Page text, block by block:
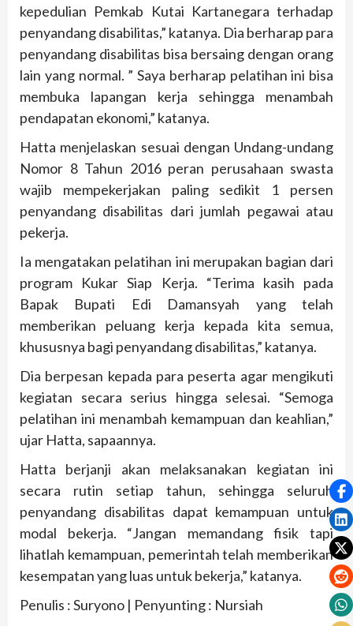
kepedulian Pemkab Kutai Kartanegara terhadap
penyandang disabilitas,” katanya. Dia berharap para
penyandang disabilitas bisa bersaing dengan orang
lain yang normal. ” Saya berharap pelatihan ini bisa
membuka lapangan kerja sehingga menambah
pendapatan ekonomi,” katanya.
Hatta menjelaskan sesuai dengan Undang-undang
Nomor 8 Tahun 2016 peran perusahaan swasta
wajib mempekerjakan paling sedikit 1 persen
penyandang disabilitas dari jumlah pegawai atau
pekerja.
Ia mengatakan pelatihan ini merupakan bagian dari
program Kukar Siap Kerja. “Terima kasih pada
Bapak Bupati Edi Damansyah yang telah
memberikan peluang kerja kepada kita semua,
khususnya bagi penyandang disabilitas,” katanya.
Dia berpesan kepada para peserta agar mengikuti
kegiatan secara serius hingga selesai. “Semoga
pelatihan ini menambah kemampuan dan keahlian,”
ujar Hatta, sapaannya.
Hatta berjanji akan melaksanakan kegiatan ini
secara rutin setiap tahun, sehingga seluruh
penyandang disabilitas dapat kemampuan untuk
modal bekerja. “Jangan memandang fisik tapi
lihatlah kemampuan, pemerintah telah memberikan
kesempatan yang luas untuk bekerja,” katanya.
Penulis : Suryono | Penyunting : Nursiah